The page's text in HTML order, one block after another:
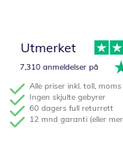
Alle priser inkl. toll,
Ingen skjulte gebyrer
60 dagers full returrett
12 mnd garanti (eller
Utmerket
7,310 anmeldelser på